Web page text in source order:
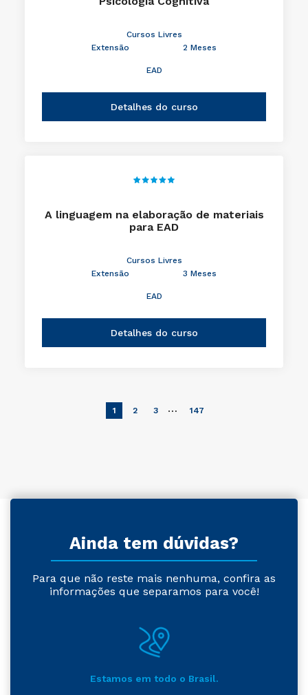
Cursos Livres
Extensão
2 Meses
EAD
Detalhes do curso
A linguagem na elaboração de materiais
para EAD
Cursos Livres
Extensão
3 Meses
EAD
Detalhes do curso
1 2 3 … 147
Ainda tem dúvidas?
Para que não reste mais nenhuma, confira as
informações que separamos para você!
Estamos em todo o Brasil.